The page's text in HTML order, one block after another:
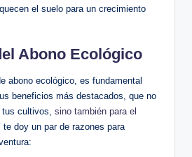
el suelo para un crecimiento
Abono Ecológico
abono ecológico, es fundamental
beneficios más destacados, que no
tus cultivos, sino también para el
te doy un par de razones para